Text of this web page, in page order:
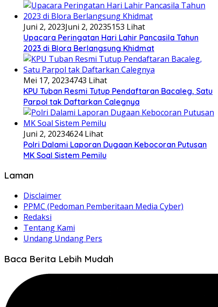
Juni 2, 2023Juni 2, 20235153 Lihat
Upacara Peringatan Hari Lahir Pancasila Tahun
2023 di Blora Berlangsung Khidmat
Mei 17, 20234743 Lihat
KPU Tuban Resmi Tutup Pendaftaran Bacaleg, Satu
Parpol tak Daftarkan Calegnya
Juni 2, 20234624 Lihat
Polri Dalami Laporan Dugaan Kebocoran Putusan
MK Soal Sistem Pemilu
Laman
Disclaimer
PPMC (Pedoman Pemberitaan Media Cyber)
Redaksi
Tentang Kami
Undang Undang Pers
Baca Berita Lebih Mudah